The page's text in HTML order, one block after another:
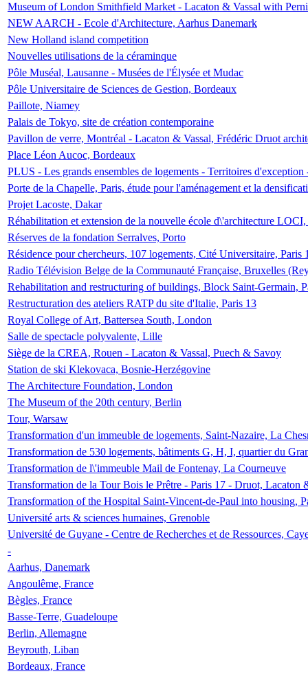
Museum of London Smithfield Market - Lacaton & Vassal with
NEW AARCH - Ecole d'Architecture, Aarhus Danemark
New Holland island competition
Nouvelles utilisations de la céraminque
Pôle Muséal, Lausanne - Musées de l'Élysée et Mudac
Pôle Universitaire de Sciences de Gestion, Bordeaux
Paillote, Niamey
Palais de Tokyo, site de création contemporaine
Pavillon de verre, Montréal - Lacaton & Vassal, Frédéric Druot
Place Léon Aucoc, Bordeaux
PLUS - Les grands ensembles de logements - Territoires
Porte de la Chapelle, Paris, étude pour l'aménagement et la
Projet Lacoste, Dakar
Réhabilitation et extension de la nouvelle école d\'architecture
Réserves de la fondation Serralves, Porto
Résidence pour chercheurs, 107 logements, Cité Universitaire, Paris
Radio Télévision Belge de la Communauté Française, Bruxelles
Rehabilitation and restructuring of buildings, Block Saint-Germain,
Restructuration des ateliers RATP du site d'Italie, Paris 13
Royal College of Art, Battersea South, London
Salle de spectacle polyvalente, Lille
Siège de la CREA, Rouen - Lacaton & Vassal, Puech & Savoy
Station de ski Klekovaca, Bosnie-Herzégovine
The Architecture Foundation, London
The Museum of the 20th century, Berlin
Tour, Warsaw
Transformation d'un immeuble de logements, Saint-Nazaire, La
Transformation de 530 logements, bâtiments G, H, I, quartier du
Transformation de l\'immeuble Mail de Fontenay, La Courneuve
Transformation de la Tour Bois le Prêtre - Paris 17 - Druot, Lacaton
Transformation of the Hospital Saint-Vincent-de-Paul into housing,
Université arts & sciences humaines, Grenoble
Université de Guyane - Centre de Recherches et de Ressources,
-
Aarhus, Danemark
Angoulême, France
Bègles, France
Basse-Terre, Guadeloupe
Berlin, Allemagne
Beyrouth, Liban
Bordeaux, France